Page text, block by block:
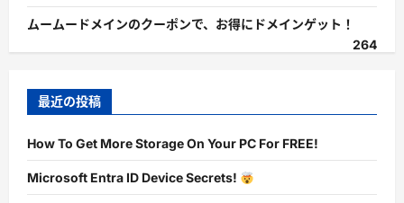
ムームードメインのクーポンで、お得にドメインゲット！
264
最近の投稿
How To Get More Storage On Your PC For FREE!
Microsoft Entra ID Device Secrets!